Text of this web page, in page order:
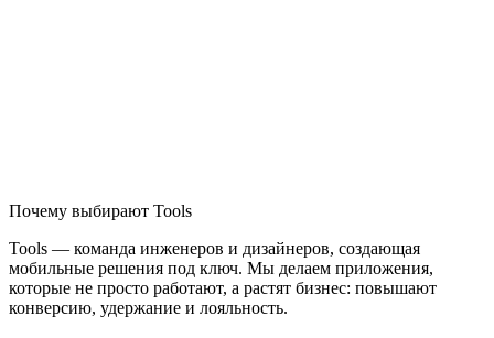
Почему выбирают Tools
Tools — команда инженеров и дизайнеров, создающая
мобильные решения под ключ. Мы делаем приложения,
которые не просто работают, а растят бизнес: повышают
конверсию, удержание и лояльность.